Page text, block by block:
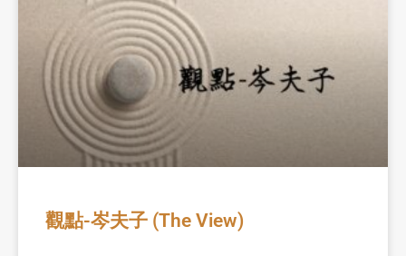
觀點-岑夫子 (The View)